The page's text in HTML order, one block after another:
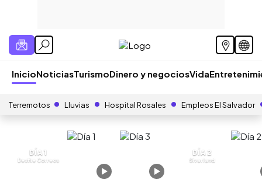
InicioNoticiasTurismoDinero y negociosVida
Terremotos Lluvias Hospital Rosales Empleos El Salvador
DÍA 1
Desfile Correos
DÍA 2
Sivarland